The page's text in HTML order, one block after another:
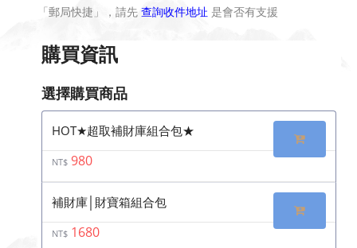
「郵局快捷」，請先 查詢收件地址 是會否有支援
購買資訊
選擇購買商品
HOT★超取補財庫組合包★
NT$ 980
補財庫│財寶箱組合包
NT$ 1680